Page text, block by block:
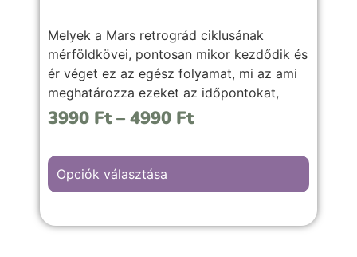
Melyek a Mars retrográd ciklusának
mérföldkövei, pontosan mikor kezdődik és
ér véget ez az egész folyamat, mi az ami
meghatározza ezeket az időpontokat,
valamint mire érdemes figyelni, és hogyan
3990 Ft – 4990 Ft
Opciók választása